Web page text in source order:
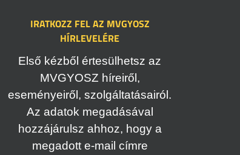
IRATKOZZ FEL AZ MVGYOSZ
HÍRLEVELÉRE
Első kézből értesülhetsz az
MVGYOSZ híreiről,
eseményeiről, szolgáltatásairól.
Az adatok megadásával
hozzájárulsz ahhoz, hogy a
megadott e-mail címre